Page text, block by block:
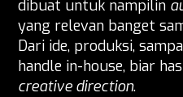
dibuat untuk nampilin
yang relevan banget
Dari ide, produksi,
handle in-house, biar
creative direction.